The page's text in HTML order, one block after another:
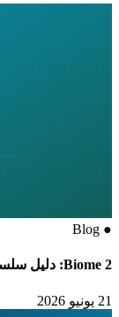
●
Blog
Biome 2: دليل سلسلة أدوات جافاسكريبت الموحّدة
21 يونيو 2026